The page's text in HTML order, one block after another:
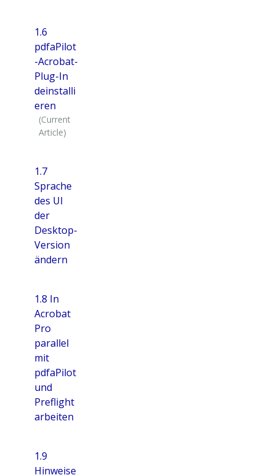
1.6
pdfaPilot
-Acrobat-
Plug-In
deinstalli
eren
1.7
Sprache
des UI
der
Desktop-
Version
ändern
1.8 In
Acrobat
Pro
parallel
mit
pdfaPilot
und
Preflight
arbeiten
1.9
Hinweise